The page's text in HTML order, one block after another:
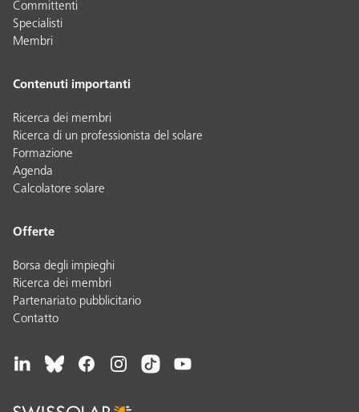
Committenti
Specialisti
Membri
Contenuti importanti
Ricerca dei membri
Ricerca di un professionista del solare
Formazione
Agenda
Calcolatore solare
Offerte
Borsa degli impieghi
Ricerca dei membri
Partenariato pubblicitario
Contatto